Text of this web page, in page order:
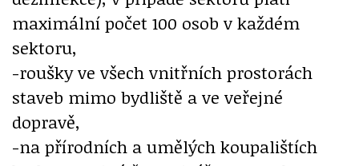
maximální počet 100 osob v každém
sektoru,
-roušky ve všech vnitřních prostorách
staveb mimo bydliště a ve veřejné
dopravě,
-na přírodních a umělých koupalištích